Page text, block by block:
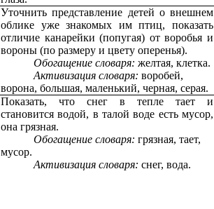
Уточнить представление детей о внешнем
облике уже знакомых им птиц, показать
отличие канарейки (попугая) от воробья и
вороны (по размеру и цвету оперенья).
Обогащение словаря: желтая, клетка.
Активизация словаря: воробей,
ворона, большая, маленький, черная, серая.
Показать, что снег в тепле тает и
становится водой, в талой воде есть мусор,
она грязная.
Обогащение словаря: грязная, тает,
мусор.
Активизация словаря: снег, вода.